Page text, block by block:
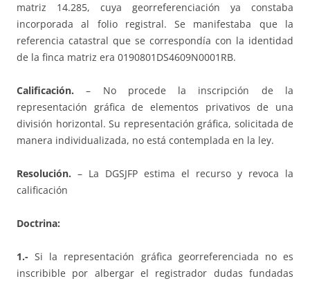
matriz 14.285, cuya georreferenciación ya constaba
incorporada al folio registral. Se manifestaba que la
referencia catastral que se correspondía con la identidad
de la finca matriz era 0190801DS4609N0001RB.
Calificación. – No procede la inscripción de la
representación gráfica de elementos privativos de una
división horizontal. Su representación gráfica, solicitada de
manera individualizada, no está contemplada en la ley.
Resolución. – La DGSJFP estima el recurso y revoca la
calificación
Doctrina:
1.-Si la representación gráfica georreferenciada no es
inscribible por albergar el registrador dudas fundadas